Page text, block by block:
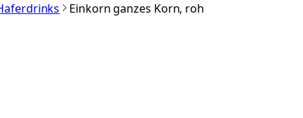
Einkorn ganzes Korn, roh